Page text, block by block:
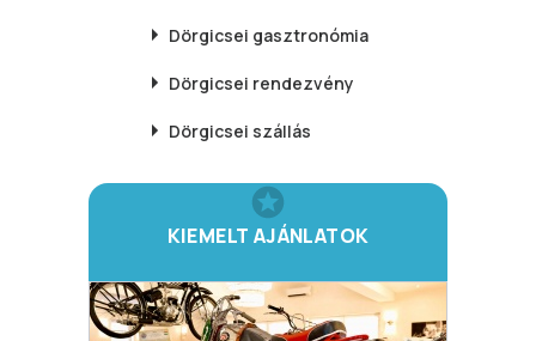
Dörgicsei gasztronómia
Dörgicsei rendezvény
Dörgicsei szállás
KIEMELT AJÁNLATOK